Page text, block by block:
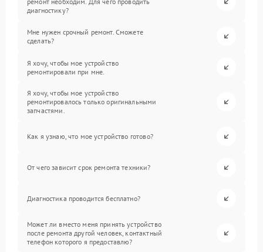
диагностику?
Мне нужен срочный ремонт. Сможете
сделать?
Я хочу, чтобы мое устройство
ремонтировали при мне.
Я хочу, чтобы мое устройство
ремонтировалось только оригинальными
запчастями.
Как я узнаю, что мое устройство готово?
От чего зависит срок ремонта техники?
Диагностика проводится бесплатно?
Может ли вместо меня принять устройство
после ремонта другой человек, контактный
телефон которого я предоставлю?